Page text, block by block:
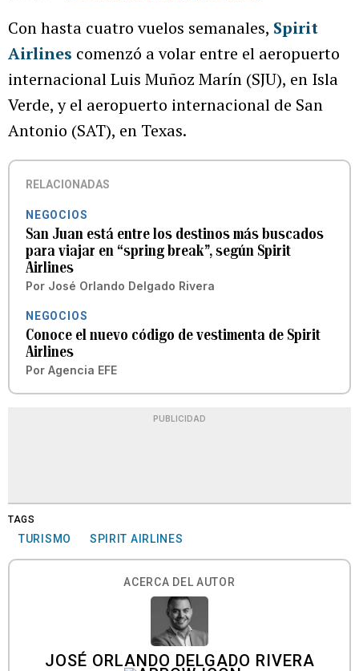
Con hasta cuatro vuelos semanales, Spirit
Airlines comenzó a volar entre el aeropuerto
internacional Luis Muñoz Marín (SJU), en Isla
Verde, y el aeropuerto internacional de San
Antonio (SAT), en Texas.
RELACIONADAS
NEGOCIOS
San Juan está entre los destinos más buscados
para viajar en “spring break”, según Spirit
Airlines
Por José Orlando Delgado Rivera
NEGOCIOS
Conoce el nuevo código de vestimenta de Spirit
Airlines
Por Agencia EFE
PUBLICIDAD
TAGS
TURISMO SPIRIT AIRLINES
ACERCA DEL AUTOR
JOSÉ ORLANDO DELGADO RIVERA